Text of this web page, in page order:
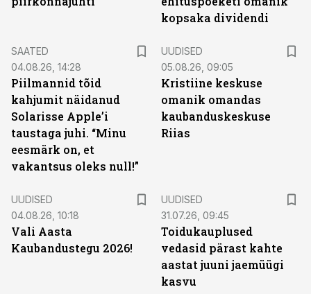
kopsaka dividendi
SAATED
04.08.26, 14:28
Piilmannid tõid
kahjumit näidanud
Solarisse Apple’i
taustaga juhi. “Minu
eesmärk on, et
vakantsus oleks null!”
UUDISED
05.08.26, 09:05
Kristiine keskuse
omanik omandas
kaubanduskeskuse
Riias
UUDISED
04.08.26, 10:18
Vali Aasta
Kaubandustegu 2026!
UUDISED
31.07.26, 09:45
Toidukauplused
vedasid pärast kahte
aastat juuni jaemüügi
kasvu